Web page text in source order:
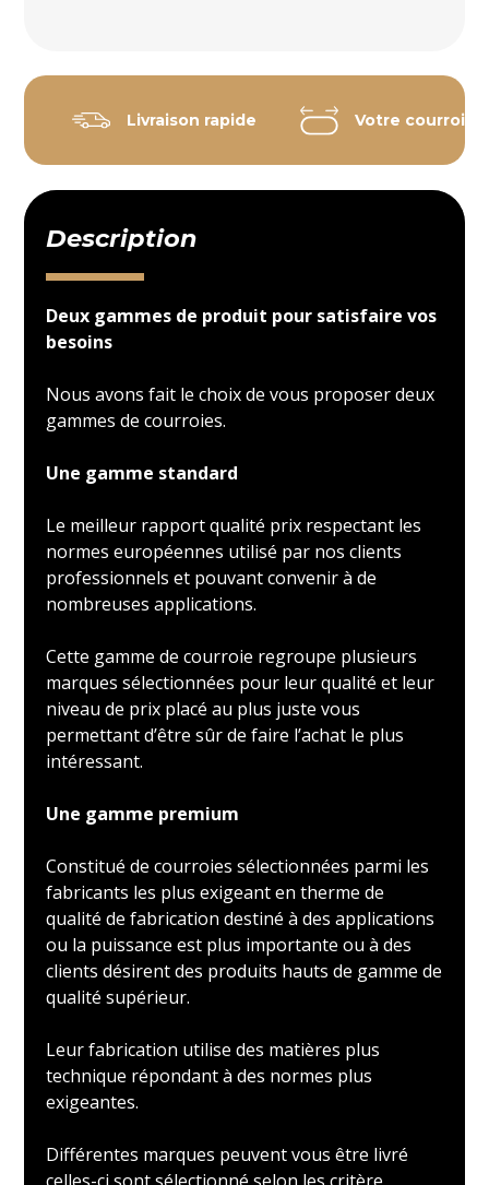
Livraison rapide Votre courroie
Description
Deux gammes de produit pour satisfaire vos
besoins
Nous avons fait le choix de vous proposer deux
gammes de courroies.
Une gamme standard
Le meilleur rapport qualité prix respectant les
normes européennes utilisé par nos clients
professionnels et pouvant convenir à de
nombreuses applications.
Cette gamme de courroie regroupe plusieurs
marques sélectionnées pour leur qualité et leur
niveau de prix placé au plus juste vous
permettant d’être sûr de faire l’achat le plus
intéressant.
Une gamme premium
Constitué de courroies sélectionnées parmi les
fabricants les plus exigeant en therme de
qualité de fabrication destiné à des applications
ou la puissance est plus importante ou à des
clients désirent des produits hauts de gamme de
qualité supérieur.
Leur fabrication utilise des matières plus
technique répondant à des normes plus
exigeantes.
Différentes marques peuvent vous être livré